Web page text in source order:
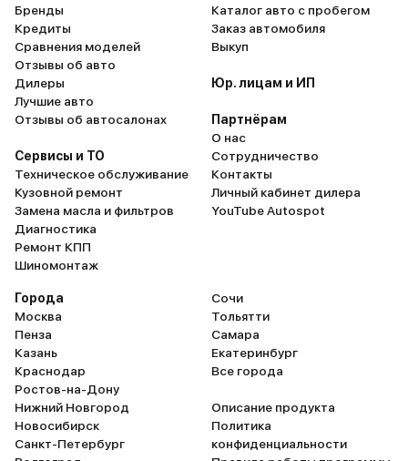
Бренды
Кредиты
Сравнения моделей
Отзывы об авто
Дилеры
Лучшие авто
Отзывы об автосалонах
Сервисы и ТО
Техническое обслуживание
Кузовной ремонт
Замена масла и фильтров
Диагностика
Ремонт КПП
Шиномонтаж
Каталог авто с пробегом
Заказ автомобиля
Выкуп
Юр. лицам и ИП
Партнёрам
О нас
Сотрудничество
Контакты
Личный кабинет дилера
YouTube Autospot
Города
Москва
Пенза
Казань
Краснодар
Ростов-на-Дону
Нижний Новгород
Новосибирск
Санкт-Петербург
Сочи
Тольятти
Самара
Екатеринбург
Все города
Описание продукта
Политика
конфиденциальности